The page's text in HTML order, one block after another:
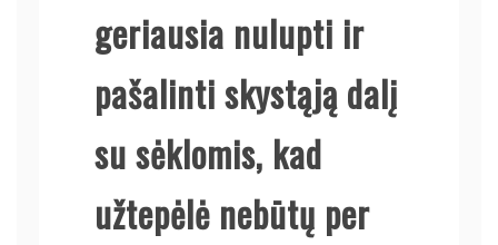
geriausia nulupti ir
pašalinti skystąją dalį
su sėklomis, kad
užtepėlė nebūtų per